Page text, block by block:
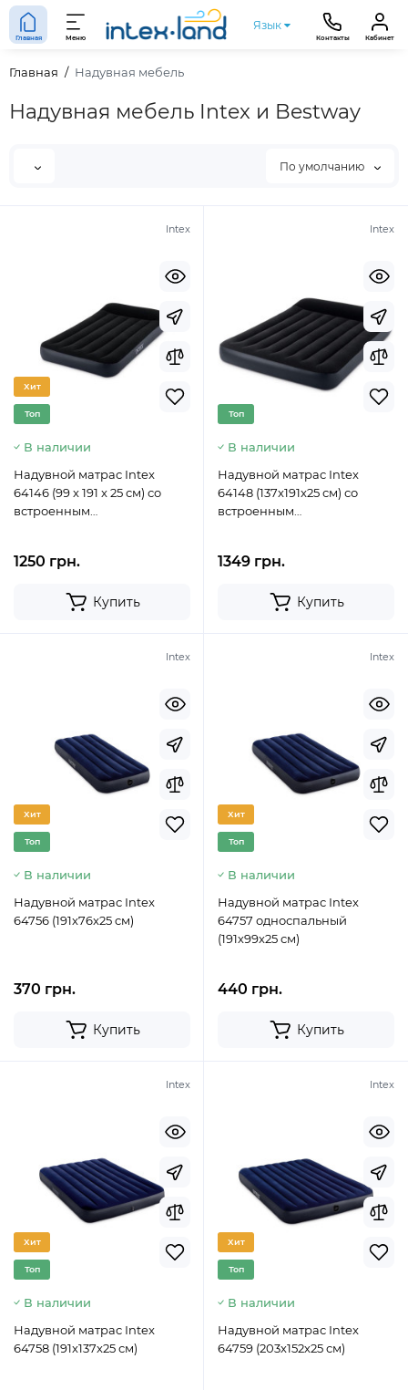
Главная Меню
Язык
Контакты Кабинет
Главная Надувная мебель
Надувная мебель Intex и Bestway
По умолчанию
Intex
Хит
Топ
В наличии
Надувной матрас Intex
64146 (99 x 191 x 25 см) со
встроенным
1250 грн.
Купить
Intex
Топ
В наличии
Надувной матрас Intex
64148 (137x191x25 см) со
встроенным
1349 грн.
Купить
Intex
Хит
Топ
В наличии
Надувной матрас Intex
64756 (191x76x25 cм)
370 грн.
Купить
Intex
Хит
Топ
В наличии
Надувной матрас Intex
64757 односпальный
(191х99х25 см)
440 грн.
Купить
Intex
Хит
Топ
В наличии
Надувной матрас Intex
64758 (191x137x25 см)
Intex
Хит
Топ
В наличии
Надувной матрас Intex
64759 (203х152х25 см)